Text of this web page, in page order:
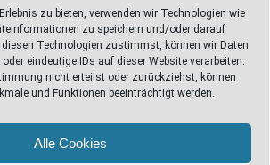
zu bieten, verwenden wir Technologien wie
zu speichern und/oder darauf
Technologien zustimmst, können wir Daten
eindeutige IDs auf dieser Website verarbeiten.
nicht erteilst oder zurückziehst, können
und Funktionen beeinträchtigt werden.
Alle Cookies
Pizza oder was ;-)
Überweisungen
2026
Stube 95686 Fichtelberg